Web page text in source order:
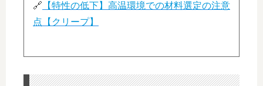
🔗 【特性の低下】高温環境での材料選定の注意
点【クリープ】